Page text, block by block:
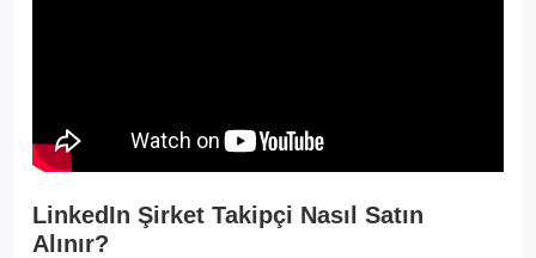
LinkedIn Şirket Takipçi Nasıl Satın
Alınır?